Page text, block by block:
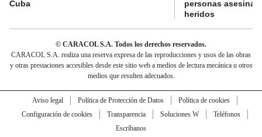
Cuba
personas
heridos
© CARACOL S.A. Todos los derechos reservados.
CARACOL S.A. realiza una reserva expresa de las reproducciones y usos de las obras
y otras prestaciones accesibles desde este sitio web a medios de lectura mecánica u otros
medios que resulten adecuados.
Aviso legal Política de Protección de Datos
Política de cookies
Configuración de cookies
Transparencia Soluciones W
Teléfonos
Escríbanos